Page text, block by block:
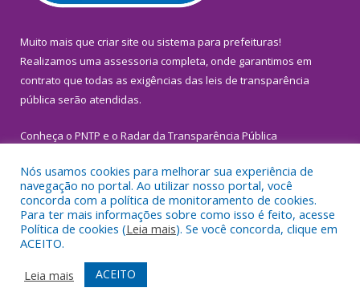
Muito mais que criar site ou sistema para prefeituras!
Realizamos uma assessoria completa, onde garantimos em
contrato que todas as exigências das leis de transparência
pública serão atendidas.
Conheça o PNTP e o Radar da Transparência Pública
Todos os direitos reservados a Prefeitura Municipal de
Inhangapi.
Mapa do Site
Acessar Área Administrativa
Acessar Webmail
Nós usamos cookies para melhorar sua experiência de
navegação no portal. Ao utilizar nosso portal, você
concorda com a política de monitoramento de cookies.
Para ter mais informações sobre como isso é feito, acesse
Política de cookies (Leia mais). Se você concorda, clique em
ACEITO.
Leia mais
ACEITO